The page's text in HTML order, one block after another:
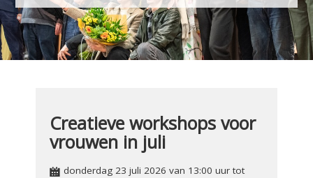
Creatieve workshops voor
vrouwen in juli
donderdag 23 juli 2026 van 13:00 uur tot